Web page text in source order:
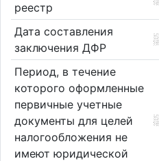
реестр
Дата составления
заключения ДФР
Период, в течение
которого оформленные
первичные учетные
документы для целей
налогообложения не
имеют юридической